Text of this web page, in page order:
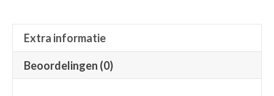
Extra informatie
Beoordelingen (0)